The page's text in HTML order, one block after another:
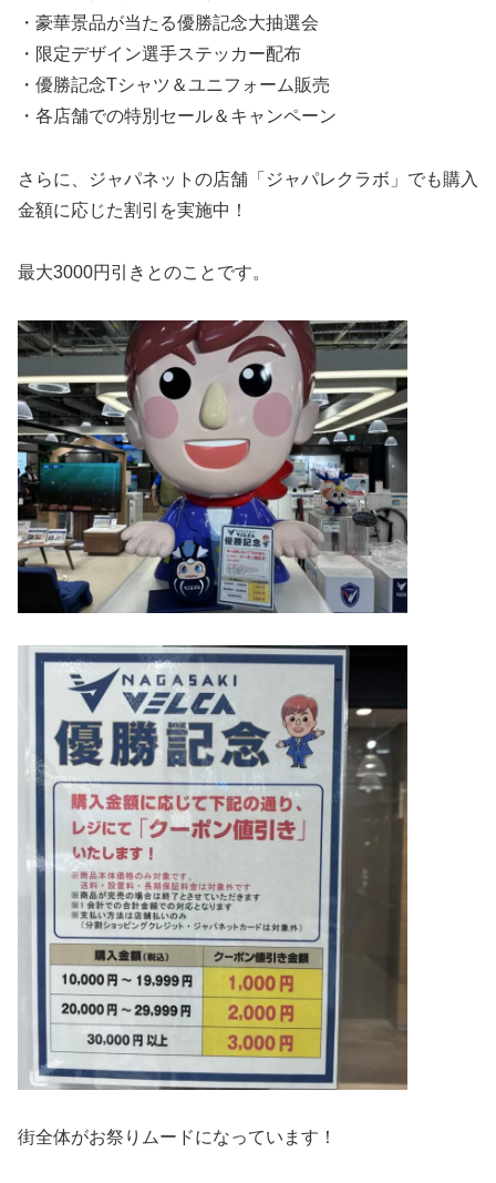
・豪華景品が当たる優勝記念大抽選会
・限定デザイン選手ステッカー配布
・優勝記念Tシャツ＆ユニフォーム販売
・各店舗での特別セール＆キャンペーン
さらに、ジャパネットの店舗「ジャパレクラボ」でも購入
金額に応じた割引を実施中！
最大3000円引きとのことです。
街全体がお祭りムードになっています！